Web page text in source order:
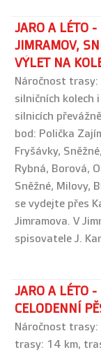
JARO A LÉTO -
JIMRAMOV,
VÝLET NA
Náročnost
silničních kolech
silnicích
bod: Polička
Fryšávky,
Rybná, Borová,
Sněžné, Milovy,
se vydejte přes
Jimramova. V
spisovatele J.
JARO A LÉTO -
CELODENNÍ
Náročnost trasy:
trasy: 14 km,